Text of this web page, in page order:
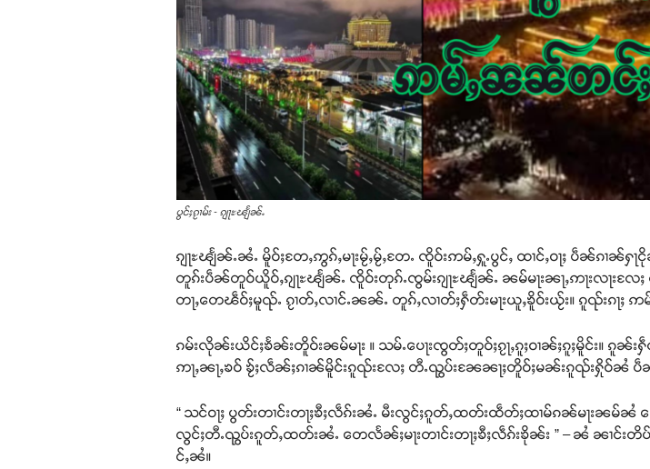
ပွင်ႈၵႂၢမ်း - ၵျႃႊၽျႅၼ်ႉ
ၵျႃႊၽျႅၼ်ႉၼႆႉ မိူဝ်ႈတႄႇဢွၵ်ႇမႃးမႂ်ႇမႂ်ႇတႄႉ ၸိူဝ်းဢမ်ႇႁူႉပွင်ႇ ထၢင်ႇဝႃႈ ပဵၼ်ၵၢၼ်
တူၵ်းပဵၼ်တူဝ်ယိူဝ်ႇၵျႃႊၽျႅၼ်ႉ ၸိူဝ်းတုၵ်ႉၸွမ်းၵျႃႊၽျႅၼ်ႉ ၼမ်မႃးၼႃႇဢႃးလႃးလႄ
တႃႇတေၽဵဝ်ႈမူၺ်ႉ ၵႂၢတ်ႇလၢင်ႉၼၼ်ႉ တူၵ်ႇလၢတ်ႈႁဵတ်းမႃးယူႇၶိူဝ်းယႂ်း။ ၵူၺ်းၵႃႈ ဢမ်
ၵမ်းလိုၼ်းယိင်ႈၶႅၼ်းတိူဝ်းၼမ်မႃး ။ သမ်ႉပေႃးၸွတ်ႈတူဝ်ႈၵႂႃႇၵူႈဝၢၼ်ႈၵူႈမိူင်း။ ၵူၼ်
ဢႃႇၼႃႇၶဝ် ၶႂ်ႈလဵၼ်ႈၵၢၼ်မိူင်းၵူၺ်းလႄႈ တီႉၺွပ်းၼႄၼႃႈတိူဝ်ႈမၼ်းၵူၺ်းႁိုဝ်ၼႆ ပဵၼ်
“ သင်ဝႃႈ ပွတ်းတၢင်းတႃႈၶီႈလဵၵ်းၼႆႉ မီးလွင်ႈၵူတ်ႇထတ်းထဵတ်ႈထၢမ်ၵၼ်မႃးၼမ်ၼႆ တေ
လွင်ႈတီႉၺွပ်းၵူတ်ႇထတ်းၼႆႉ တေလႅၼ်ႈမႃးတၢင်းတႃႈၶီႈလဵၵ်းၶိုၼ်း ” – ၼႆ ၼၢင်း
င်ႇၼႆ။